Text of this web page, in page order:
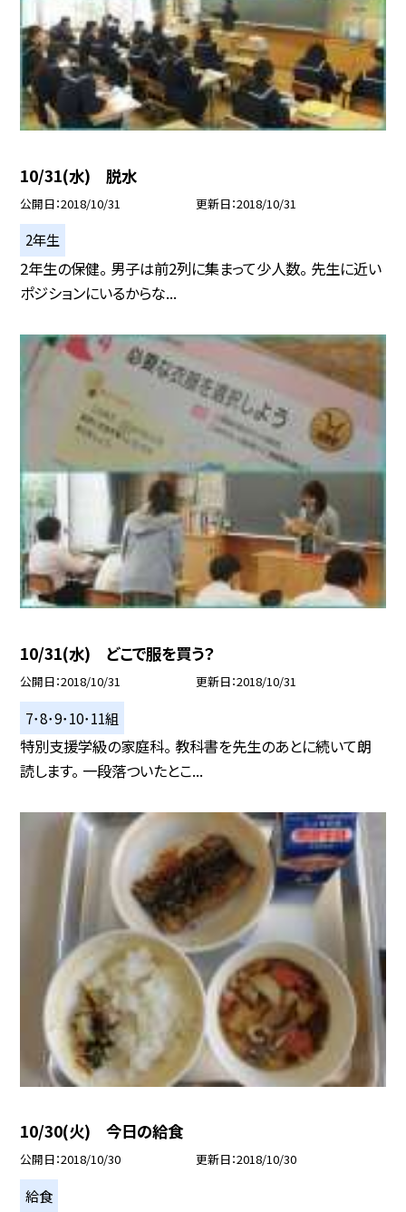
10/31(水) 脱水
公開日 2018/10/31 更新日 2018/10/31
2年生
2年生の保健。 男子は前2列に集まって少人数。 先生に近い
ポジションにいるからな...
10/31(水) どこで服を買う？
公開日 2018/10/31 更新日 2018/10/31
7･8･9･10･11組
特別支援学級の家庭科。 教科書を先生のあとに続いて朗
読します。 一段落ついたとこ...
10/30(火) 今日の給食
公開日 2018/10/30 更新日 2018/10/30
給食